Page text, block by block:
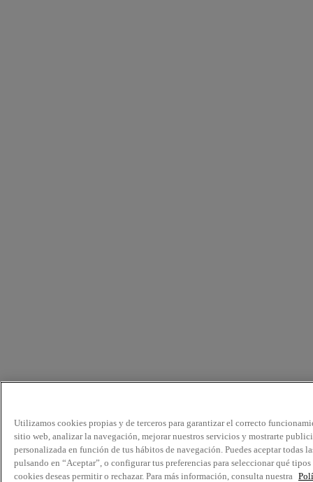
Utilizamos cookies propias y de terceros para garantizar el correcto
sitio web, analizar la navegación, mejorar nuestros servicios y mostrarte
personalizada en función de tus hábitos de navegación. Puedes aceptar todas
pulsando en “Aceptar”, o configurar tus preferencias para seleccionar qué tipos
cookies deseas permitir o rechazar. Para más información, consulta nuestra